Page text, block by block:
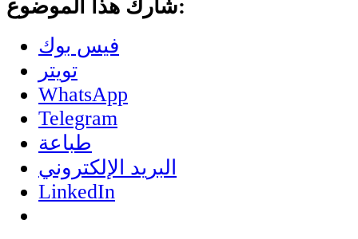
شارك هذا الموضوع:
فيس بوك
تويتر
WhatsApp
Telegram
طباعة
البريد الإلكتروني
LinkedIn